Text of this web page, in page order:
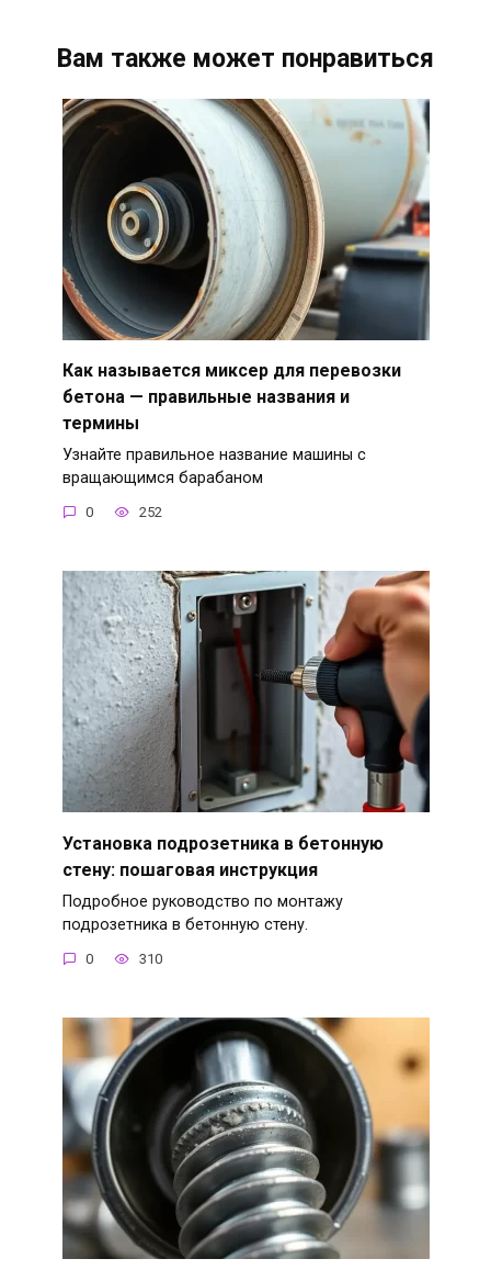
Вам также может понравиться
Как называется миксер для перевозки
бетона — правильные названия и
термины
Узнайте правильное название машины с
вращающимся барабаном
0 252
Установка подрозетника в бетонную
стену: пошаговая инструкция
Подробное руководство по монтажу
подрозетника в бетонную стену.
0 310